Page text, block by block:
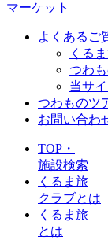
マーケット
よくあるご
くる
つわ
当サ
つわものツ
お問い合わ
TOP・
施設検索
くるま旅
クラブとは
くるま旅
とは